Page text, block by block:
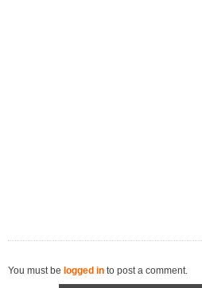
You must be logged in to post a comment.